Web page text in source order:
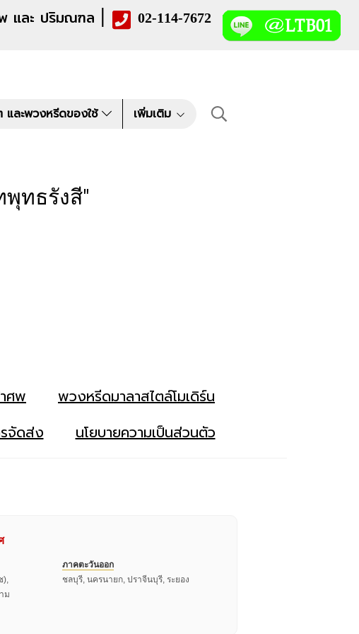
และ ปริมณฑล | 02-114-7672
ละพวงหรีดของใช้ เพิ่มเติม
ทธรังสี"
ศพ
พวงหรีดมาลาสไตล์โมเดิร์น
จัดส่ง นโยบายความเป็นส่วนตัว
),
ม
ภาคตะวันออก
ชลบุรี, นครนายก, ปราจีนบุรี, ระยอง